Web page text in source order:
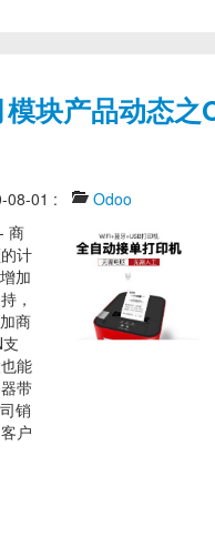
块产品动态之
08-01 :
Odoo
商
计
加
，
商
能
带
销
户